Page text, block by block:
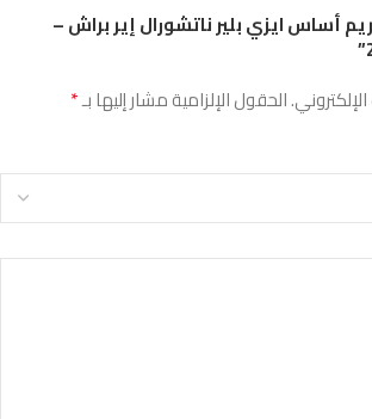
أساس ايزي بلير ناتشورال إير براش –
الحقول الإلزامية مشار إليها بـ*